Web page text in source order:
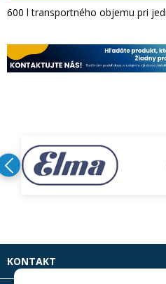
600 l transportného objemu pri
KONTAKT